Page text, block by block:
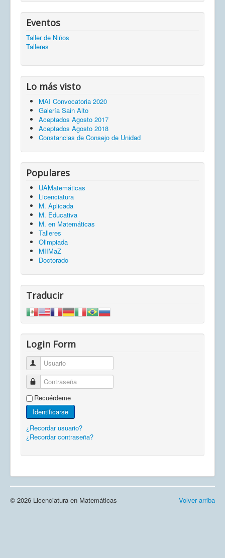
Eventos
Taller de Niños
Talleres
Lo más visto
MAI Convocatoria 2020
Galería Sain Alto
Aceptados Agosto 2017
Aceptados Agosto 2018
Constancias de Consejo de Unidad
Populares
UAMatemáticas
Licenciatura
M. Aplicada
M. Educativa
M. en Matemáticas
Talleres
Olimpiada
MIIMaZ
Doctorado
Traducir
Login Form
Usuario
Contraseña
Recuérdeme
Identificarse
¿Recordar usuario?
¿Recordar contraseña?
Volver arriba
© 2026 Licenciatura en Matemáticas